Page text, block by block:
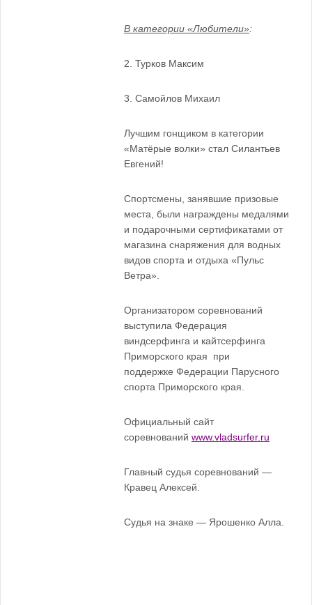
В категории «Любители»:
2. Турков Максим
3. Самойлов Михаил
Лучшим гонщиком в категории
«Матёрые волки» стал Силантьев
Евгений!
Спортсмены, занявшие призовые
места, были награждены медалями
и подарочными сертификатами от
магазина снаряжения для водных
видов спорта и отдыха «Пульс
Ветра».
Организатором соревнований
выступила Федерация
виндсерфинга и кайтсерфинга
Приморского края при
поддержке Федерации Парусного
спорта Приморского края.
Официальный сайт
соревнований www.vladsurfer.ru
Главный судья соревнований —
Кравец Алексей.
Судья на знаке — Ярошенко Алла.